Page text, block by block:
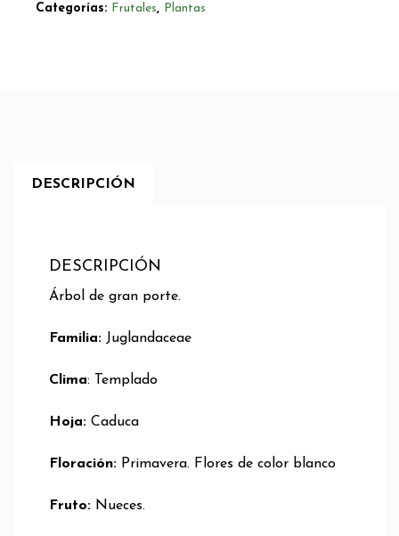
Categorías: Frutales, Plantas
DESCRIPCIÓN
DESCRIPCIÓN
Árbol de gran porte.
Familia: Juglandaceae
Clima: Templado
Hoja: Caduca
Floración: Primavera. Flores de color blanco
Fruto: Nueces.